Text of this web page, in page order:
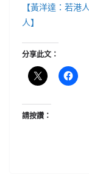
【黃洋達：若港
人】
分享此文：
請按讚：